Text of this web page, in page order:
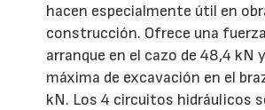
hacen especialmente útil en
construcción. Ofrece una
arranque en el cazo de 48,4 kN
máxima de excavación en el
kN. Los 4 circuitos hidráulicos